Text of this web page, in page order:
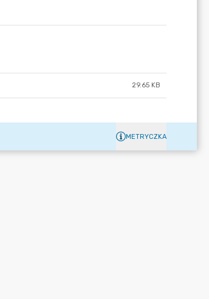
29.65 KB
METRYCZKA